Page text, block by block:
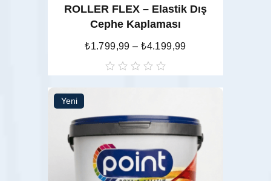
ROLLER FLEX – Elastik Dış
Cephe Kaplaması
₺1.799,99 –₺4.199,99
Yeni